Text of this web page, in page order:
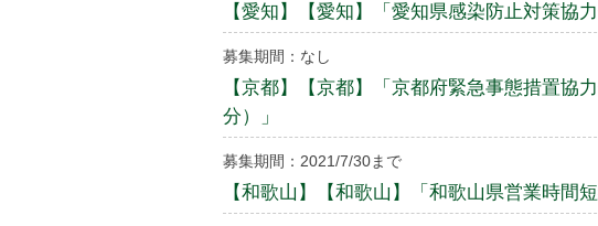
【愛知】【愛知】「愛知県感染防止対策協
募集期間：なし
【京都】【京都】「京都府緊急事態措置協
分）」
募集期間：2021/7/30まで
【和歌山】【和歌山】「和歌山県営業時間